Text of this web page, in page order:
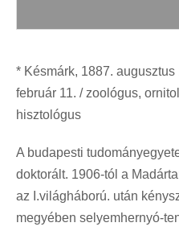
* Késmárk, 1887.
február 11. / zoológus,
hisztológus
A budapesti
doktorált. 1906-tól a
az I.világháború. után
megyében selyemhernyó-